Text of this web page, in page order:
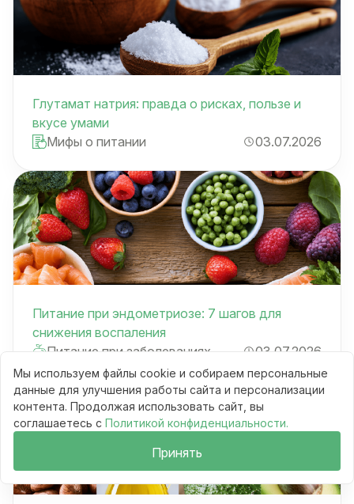
Глутамат натрия: правда о рисках, пользе и
вкусе умами
Мифы о питании
03.07.2026
Питание при эндометриозе: 7 шагов для
снижения воспаления
Питание при заболеваниях
03.07.2026
Мы используем файлы cookie и собираем персональные
данные для улучшения работы сайта и персонализации
контента. Продолжая использовать сайт, вы
соглашаетесь с Политикой конфиденциальности.
Принять